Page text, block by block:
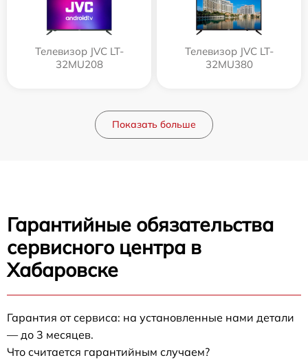
Телевизор JVC LT-
32MU208
Телевизор JVC LT-
32MU380
Показать больше
Гарантийные обязательства
сервисного центра в
Хабаровске
Гарантия от сервиса: на установленные нами детали
— до 3 месяцев.
Что считается гарантийным случаем?